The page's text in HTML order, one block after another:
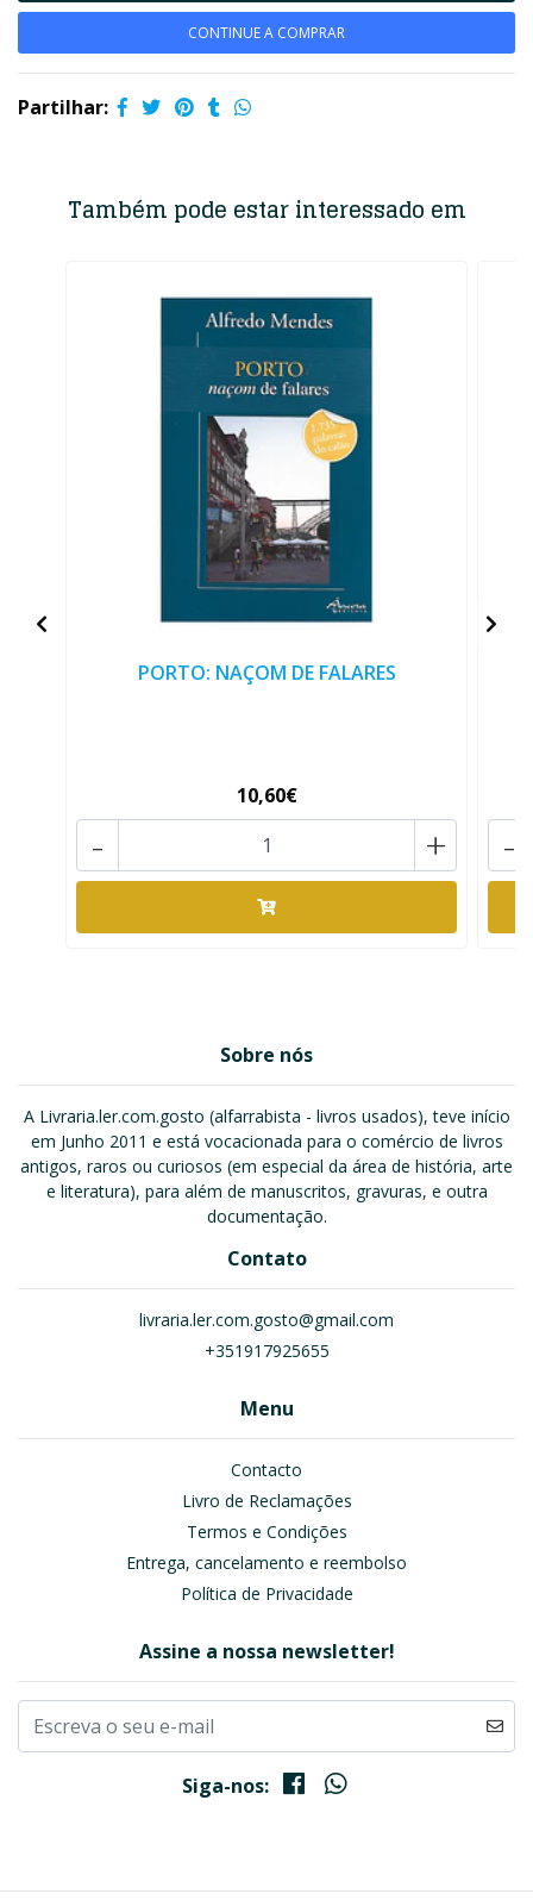
CONTINUE A COMPRAR
Partilhar:
Também pode estar interessado em
PORTO: NAÇOM DE FALARES
10,60€
+
- -
Sobre nós
A Livraria.ler.com.gosto (alfarrabista - livros usados), teve início
em Junho 2011 e está vocacionada para o comércio de livros
antigos, raros ou curiosos (em especial da área de história, arte
e literatura), para além de manuscritos, gravuras, e outra
documentação.
Contato
livraria.ler.com.gosto@gmail.com
+351917925655
Menu
Contacto
Livro de Reclamações
Termos e Condições
Entrega, cancelamento e reembolso
Política de Privacidade
Assine a nossa newsletter!
Siga-nos: